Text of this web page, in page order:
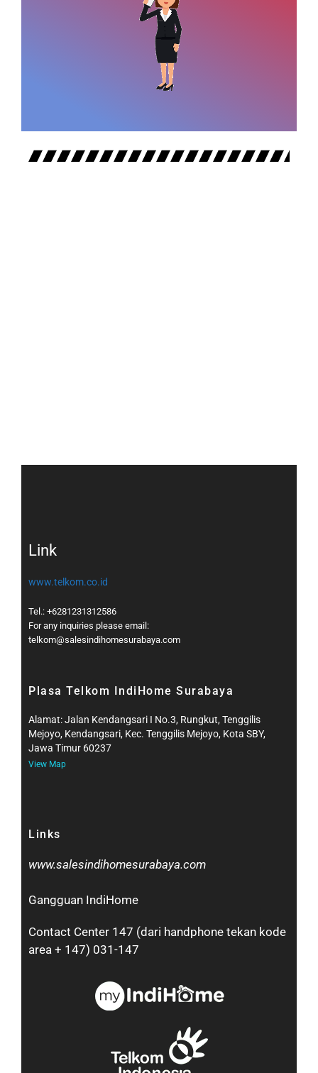
Link
www.telkom.co.id
Tel.: +6281231312586
For any inquiries please email:
telkom@salesindihomesurabaya.com​
Plasa Telkom IndiHome Surabaya
Alamat: Jalan Kendangsari I No.3, Rungkut, Tenggilis
Mejoyo, Kendangsari, Kec. Tenggilis Mejoyo, Kota SBY,
Jawa Timur 60237
View Map
Links
www.salesindihomesurabaya.com​
Gangguan IndiHome
Contact Center 147 (dari handphone tekan kode
area + 147) 031-147